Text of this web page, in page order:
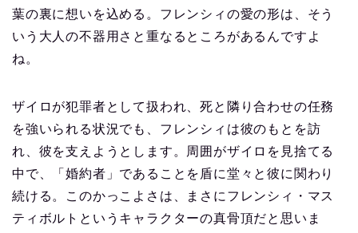
葉の裏に想いを込める。フレンシィの愛の形は、そう
いう大人の不器用さと重なるところがあるんですよ
ね。
ザイロが犯罪者として扱われ、死と隣り合わせの任務
を強いられる状況でも、フレンシィは彼のもとを訪
れ、彼を支えようとします。周囲がザイロを見捨てる
中で、「婚約者」であることを盾に堂々と彼に関わり
続ける。このかっこよさは、まさにフレンシィ・マス
ティボルトというキャラクターの真骨頂だと思いま